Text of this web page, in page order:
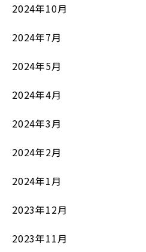
2024年10月
2024年7月
2024年5月
2024年4月
2024年3月
2024年2月
2024年1月
2023年12月
2023年11月